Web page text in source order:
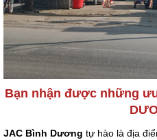
Bạn nhận được những
JAC Bình Dương tự hào là địa